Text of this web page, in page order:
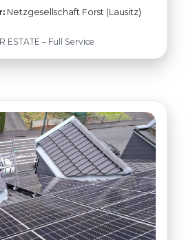
Netzgesellschaft Forst (Lausitz)
ESTATE – Full Service